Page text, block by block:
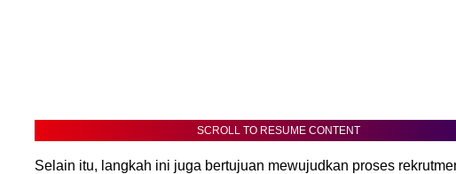
SCROLL TO RESUME CONTENT
Selain itu, langkah ini juga bertujuan mewujudkan proses